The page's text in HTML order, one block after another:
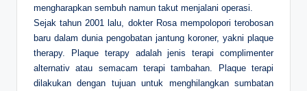
mengharapkan sembuh namun takut menjalani operasi.
Sejak tahun 2001 lalu, dokter Rosa mempolopori terobosan
baru dalam dunia pengobatan jantung koroner, yakni plaque
therapy. Plaque terapy adalah jenis terapi complimenter
alternativ atau semacam terapi tambahan. Plaque terapi
dilakukan dengan tujuan untuk menghilangkan sumbatan